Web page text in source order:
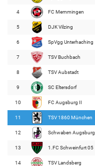
4 FC Memmingen
5 DJK Vilzing
6 SpVgg Unterhaching
7 TSV Buchbach
8 TSV Aubstadt
9 SC Eltersdorf
10 FC Augsburg II
11 TSV 1860 München
12 Schwaben Augsburg
13 1.FC Schweinfurt 05
14 TSV Landsberg